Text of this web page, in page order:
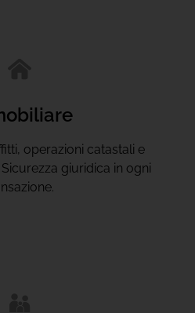
operazioni catastali e
giuridica in ogni